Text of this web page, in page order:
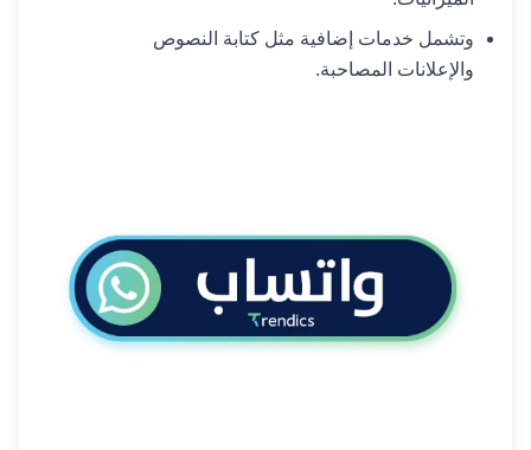
وتشمل خدمات إضافية مثل كتابة النصوص
والإعلانات المصاحبة.